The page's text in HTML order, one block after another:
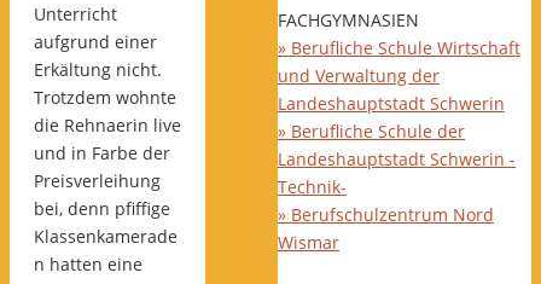
Unterricht
aufgrund einer
Erkältung nicht.
Trotzdem wohnte
die Rehnaerin live
und in Farbe der
Preisverleihung
bei, denn pfiffige
Klassenkamerade
n hatten eine
FACHGYMNASIEN
» Berufliche Schule Wirtschaft
und Verwaltung der
Landeshauptstadt Schwerin
» Berufliche Schule der
Landeshauptstadt Schwerin -
Technik-
» Berufschulzentrum Nord
Wismar